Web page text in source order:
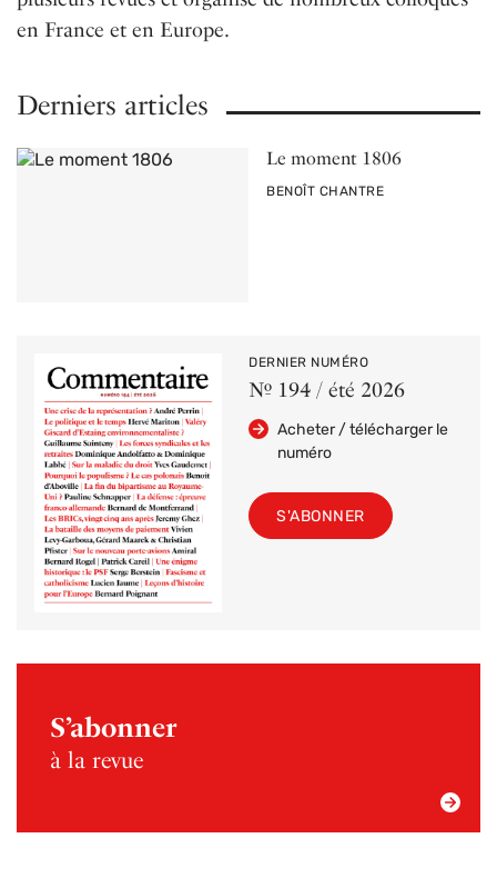
en France et en Europe.
Derniers articles
Le moment 1806
PAR
BENOÎT CHANTRE
DERNIER NUMÉRO
Nº 194 / été 2026
Acheter / télécharger le
numéro
S'ABONNER
S’abonner
à la revue